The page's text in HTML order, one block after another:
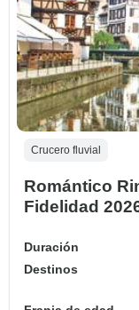
Crucero fluvial
Romántico
Fidelidad
Duración
Destinos